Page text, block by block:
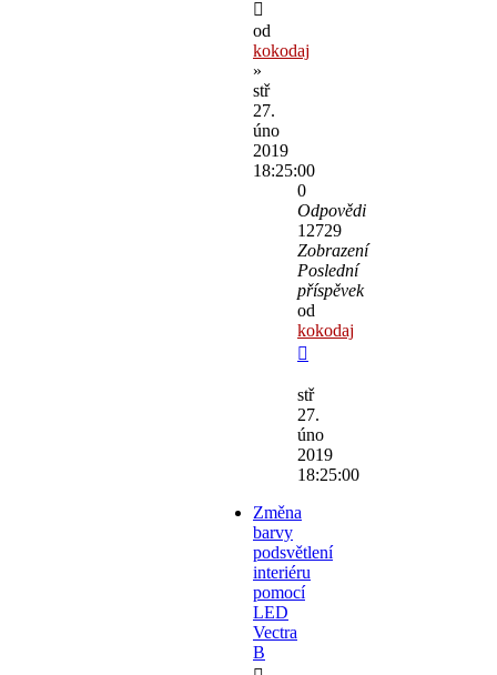
od
kokodaj
»
stř
27.
úno
2019
18:25:00
0
Odpovědi
12729
Zobrazení
Poslední
příspěvek
od
kokodaj
stř
27.
úno
2019
18:25:00
Změna
barvy
podsvětlení
interiéru
pomocí
LED
Vectra
B